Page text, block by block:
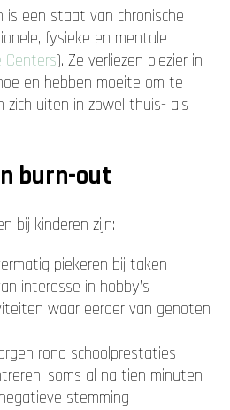
is een staat van chronische
fysieke en mentale
Centers). Ze verliezen plezier in
en hebben moeite om te
zich uiten in zowel thuis- als
burn-out
bij kinderen zijn:
piekeren bij taken
interesse in hobby’s
waar eerder van genoten
rond schoolprestaties
soms al na tien minuten
stemming